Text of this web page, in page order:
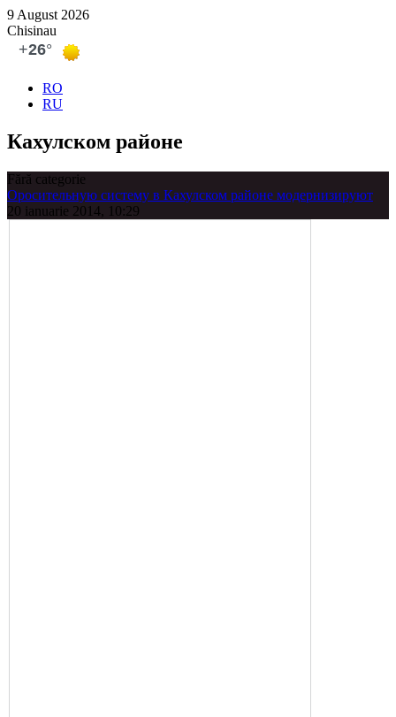
9 August 2026
Chisinau
RO
RU
Кахулском районе
Fără categorie
Оросительную систему в Кахулском районе модернизируют
20 ianuarie 2014, 10:29